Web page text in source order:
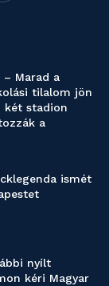
– Marad a
tilalom jön
két stadion
a
ismét
nyílt
kéri Magyar